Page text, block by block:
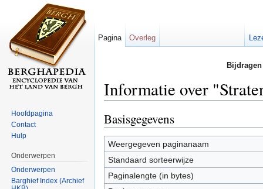
Informatie over
Basisgegevens
Weergegeven paginanaam
Standaard sorteerwijze
Paginalengte (in bytes)
Pagina Overleg
Hoofdpagina
Contact
Hulp
Onderwerpen
Onderwerpen
Barghief Index (Archief